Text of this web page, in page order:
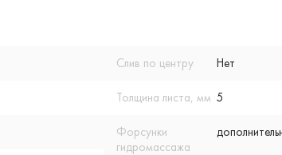
Слив по центру Нет
Толщина листа, мм 5
Форсунки
гидромассажа